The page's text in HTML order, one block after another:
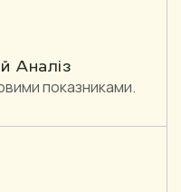
Аналіз
показниками.